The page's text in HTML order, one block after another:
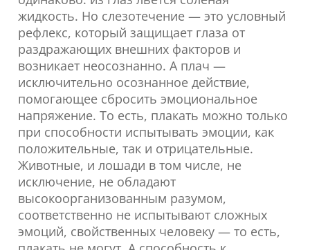
жидкость. Но слезотечение — это условный
рефлекс, который защищает глаза от
раздражающих внешних факторов и
возникает неосознанно. А плач —
исключительно осознанное действие,
помогающее сбросить эмоциональное
напряжение. То есть, плакать можно только
при способности испытывать эмоции, как
положительные, так и отрицательные.
Животные, и лошади в том числе, не
исключение, не обладают
высокоорганизованным разумом,
соответственно не испытывают сложных
эмоций, свойственных человеку — то есть,